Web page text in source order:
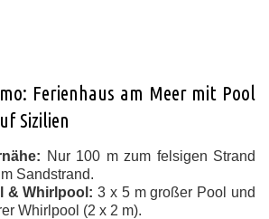
Ferienhaus am Meer mit Pool
Sizilien
Nur 100 m zum felsigen Strand
Sandstrand.
& Whirlpool: 3 x 5 m großer Pool und
Whirlpool (2 x 2 m).